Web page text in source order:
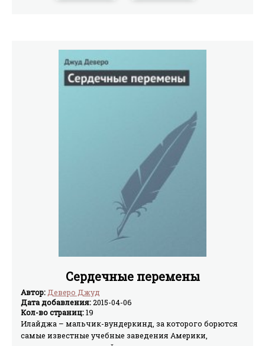
Сердечные перемены
Автор:Деверо Джуд
Дата добавления:2015-04-06
Кол-во страниц:19
Илайджа – мальчик-вундеркинд, за которого борются
самые известные учебные заведения Америки,